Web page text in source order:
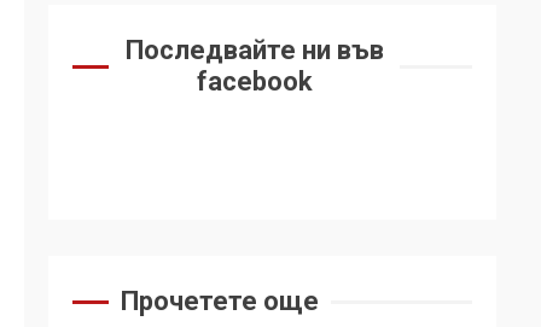
Последвайте ни във
facebook
Прочетете още
Удължаването на
1
стъпки от 1972 г.